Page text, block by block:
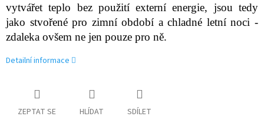
vytvářet teplo bez použití externí energie, jsou tedy
jako stvořené pro zimní období a chladné letní noci -
zdaleka ovšem ne jen pouze pro ně.
Detailní informace
ZEPTAT SE HLÍDAT SDÍLET